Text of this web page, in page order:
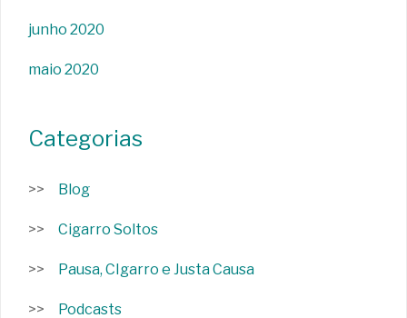
junho 2020
maio 2020
Categorias
Blog
Cigarro Soltos
Pausa, CIgarro e Justa Causa
Podcasts